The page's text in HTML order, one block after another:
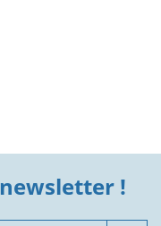
newsletter !